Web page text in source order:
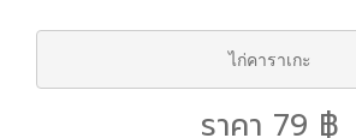
ไก่คาราเกะ
ราคา 79 ฿